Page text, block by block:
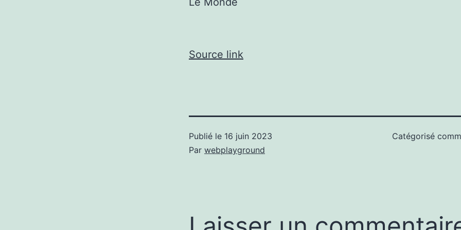
Source link
Publié le 16 juin 2023
Par webplayground
Catégorisé